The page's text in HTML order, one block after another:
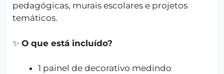
pedagógicas, murais escolares e projetos
temáticos.
✨ O que está incluído?
1 painel de decorativo medindo